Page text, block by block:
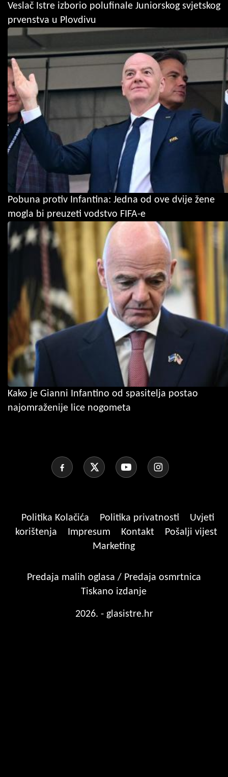
Veslač Istre izborio polufinale Juniorskog svjetskog
prvenstva u Plovdivu
Pobuna protiv Infantina: Jedna od ove dvije žene
mogla bi preuzeti vodstvo FIFA-e
Kako je Gianni Infantino od spasitelja postao
najomraženije lice nogometa
Politika Kolačića Politika privatnosti
Uvjeti
korištenja
Impresum Kontakt
Pošalji vijest
Marketing
Predaja malih oglasa / Predaja osmrtnica
Tiskano izdanje
2026. - glasistre.hr